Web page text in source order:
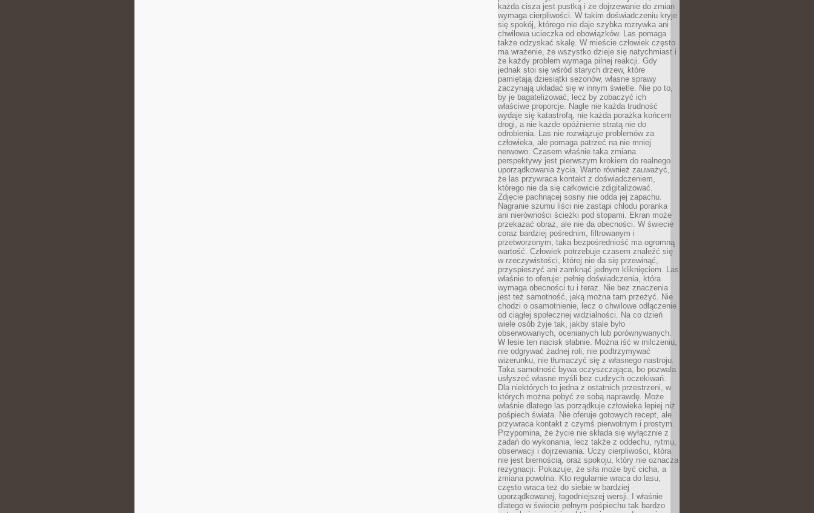
każda cisza jest pustką i że dojrzewanie do zmian
wymaga cierpliwości. W takim doświadczeniu kryje
się spokój, którego nie daje szybka rozrywka ani
chwilowa ucieczka od obowiązków. Las pomaga
także odzyskać skalę. W mieście człowiek często
ma wrażenie, że wszystko dzieje się natychmiast i
że każdy problem wymaga pilnej reakcji. Gdy
jednak stoi się wśród starych drzew, które
pamiętają dziesiątki sezonów, własne sprawy
zaczynają układać się w innym świetle. Nie po to,
by je bagatelizować, lecz by zobaczyć ich
właściwe proporcje. Nagle nie każda trudność
wydaje się katastrofą, nie każda porażka końcem
drogi, a nie każde opóźnienie stratą nie do
odrobienia. Las nie rozwiązuje problemów za
człowieka, ale pomaga patrzeć na nie mniej
nerwowo. Czasem właśnie taka zmiana
perspektywy jest pierwszym krokiem do realnego
uporządkowania życia. Warto również zauważyć,
że las przywraca kontakt z doświadczeniem,
którego nie da się całkowicie zdigitalizować.
Zdjęcie pachnącej sosny nie odda jej zapachu.
Nagranie szumu liści nie zastąpi chłodu poranka
ani nierówności ścieżki pod stopami. Ekran może
przekazać obraz, ale nie da obecności. W świecie
coraz bardziej pośrednim, filtrowanym i
przetworzonym, taka bezpośredniość ma ogromną
wartość. Człowiek potrzebuje czasem znaleźć się
w rzeczywistości, której nie da się przewinąć,
przyspieszyć ani zamknąć jednym kliknięciem. Las
właśnie to oferuje: pełnię doświadczenia, która
wymaga obecności tu i teraz. Nie bez znaczenia
jest też samotność, jaką można tam przeżyć. Nie
chodzi o osamotnienie, lecz o chwilowe odłączenie
od ciągłej społecznej widzialności. Na co dzień
wiele osób żyje tak, jakby stale było
obserwowanych, ocenianych lub porównywanych.
W lesie ten nacisk słabnie. Można iść w milczeniu,
nie odgrywać żadnej roli, nie podtrzymywać
wizerunku, nie tłumaczyć się z własnego nastroju.
Taka samotność bywa oczyszczająca, bo pozwala
usłyszeć własne myśli bez cudzych oczekiwań.
Dla niektórych to jedna z ostatnich przestrzeni, w
których można pobyć ze sobą naprawdę. Może
właśnie dlatego las porządkuje człowieka lepiej niż
pośpiech świata. Nie oferuje gotowych recept, ale
przywraca kontakt z czymś pierwotnym i prostym.
Przypomina, że życie nie składa się wyłącznie z
zadań do wykonania, lecz także z oddechu, rytmu,
obserwacji i dojrzewania. Uczy cierpliwości, która
nie jest biernością, oraz spokoju, który nie oznacza
rezygnacji. Pokazuje, że siła może być cicha, a
zmiana powolna. Kto regularnie wraca do lasu,
często wraca też do siebie w bardziej
uporządkowanej, łagodniejszej wersji. I właśnie
dlatego w świecie pełnym pośpiechu tak bardzo